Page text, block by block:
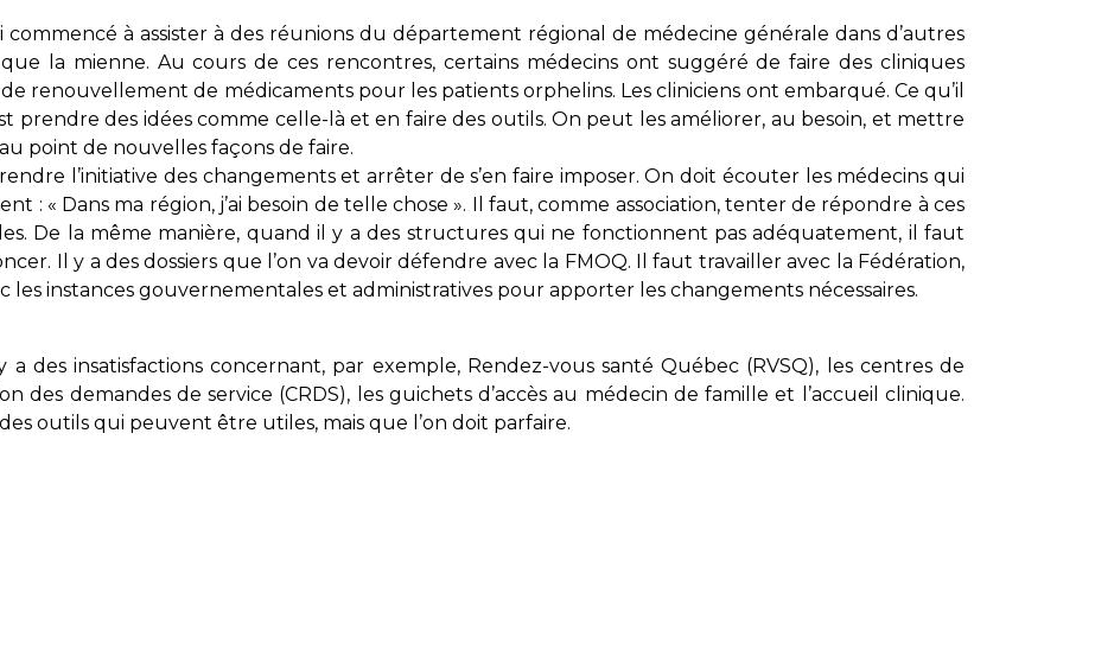
commencé à assister à des réunions du département régional de médecine générale dans d’autres
la mienne. Au cours de ces rencontres, certains médecins ont suggéré de faire des cliniques
renouvellement de médicaments pour les patients orphelins. Les cliniciens ont embarqué. Ce qu’il
prendre des idées comme celle-là et en faire des outils. On peut les améliorer, au besoin, et mettre
point de nouvelles façons de faire.
l’initiative des changements et arrêter de s’en faire imposer. On doit écouter les médecins qui
: « Dans ma région, j’ai besoin de telle chose ». Il faut, comme association, tenter de répondre à ces
De la même manière, quand il y a des structures qui ne fonctionnent pas adéquatement, il faut
Il y a des dossiers que l’on va devoir défendre avec la FMOQ. Il faut travailler avec la Fédération,
les instances gouvernementales et administratives pour apporter les changements nécessaires.
a des insatisfactions concernant, par exemple, Rendez-vous santé Québec (RVSQ), les centres de
des demandes de service (CRDS), les guichets d’accès au médecin de famille et l’accueil clinique.
outils qui peuvent être utiles, mais que l’on doit parfaire.